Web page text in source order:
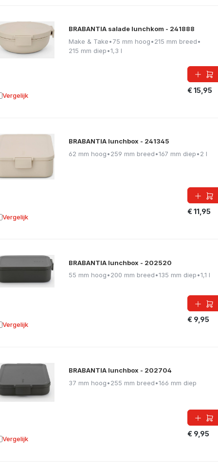
BRABANTIA salade lunchkom - 241888
Make & Take•75 mm hoog•215 mm breed•
215 mm diep•1,3 l
€ 15,95
Vergelijk aan vergelijking
BRABANTIA lunchbox - 241345
62 mm hoog•259 mm breed•167 mm diep•2 l
€ 11,95
Vergelijk aan vergelijking
BRABANTIA lunchbox - 202520
55 mm hoog•200 mm breed•135 mm diep•1,1 l
€ 9,95
Vergelijk aan vergelijking
BRABANTIA lunchbox - 202704
37 mm hoog•255 mm breed•166 mm diep
€ 9,95
Vergelijk aan vergelijking